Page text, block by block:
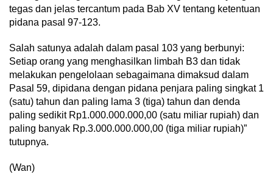
tegas dan jelas tercantum pada Bab XV tentang ketentuan
pidana pasal 97-123.
Salah satunya adalah dalam pasal 103 yang berbunyi:
Setiap orang yang menghasilkan limbah B3 dan tidak
melakukan pengelolaan sebagaimana dimaksud dalam
Pasal 59, dipidana dengan pidana penjara paling singkat 1
(satu) tahun dan paling lama 3 (tiga) tahun dan denda
paling sedikit Rp1.000.000.000,00 (satu miliar rupiah) dan
paling banyak Rp.3.000.000.000,00 (tiga miliar rupiah)”
tutupnya.
(Wan)